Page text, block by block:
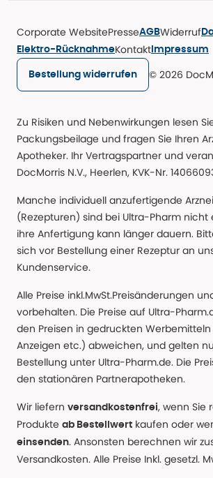
Corporate WebsitePresseAGBWiderruf
Elektro-RücknahmeKontakt Impressum
Bestellung widerrufen © 2026
Zu Risiken und Nebenwirkungen lesen
Packungsbeilage und fragen Sie Ihren
Apotheker. Ihr Vertragspartner und
DocMorris N.V., Heerlen, KVK-Nr.
Manche individuell anzufertigende
(Rezepturen) sind bei Ultra-Pharm nicht
ihre Anfertigung kann länger dauern.
sich vor Bestellung einer Rezeptur an
Kundenservice.
Alle Preise inkl.MwSt.Preisänderungen
vorbehalten. Die Preise auf Ultra-
den Preisen in gedruckten
Anzeigen etc.) abweichen, und gelten
Bestellung unter Ultra-Pharm.de. Die
den stationären Partnerapotheken.
Wir liefern versandkostenfrei, wenn Sie
Produkte ab Bestellwert kaufen oder
einsenden. Ansonsten berechnen wir
Versandkosten. Alle Preise Inkl. gesetzl.